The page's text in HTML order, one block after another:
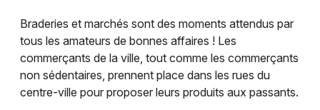
Braderies et marchés sont des moments attendus par
tous les amateurs de bonnes affaires ! Les
commerçants de la ville, tout comme les commerçants
non sédentaires, prennent place dans les rues du
centre-ville pour proposer leurs produits aux passants.